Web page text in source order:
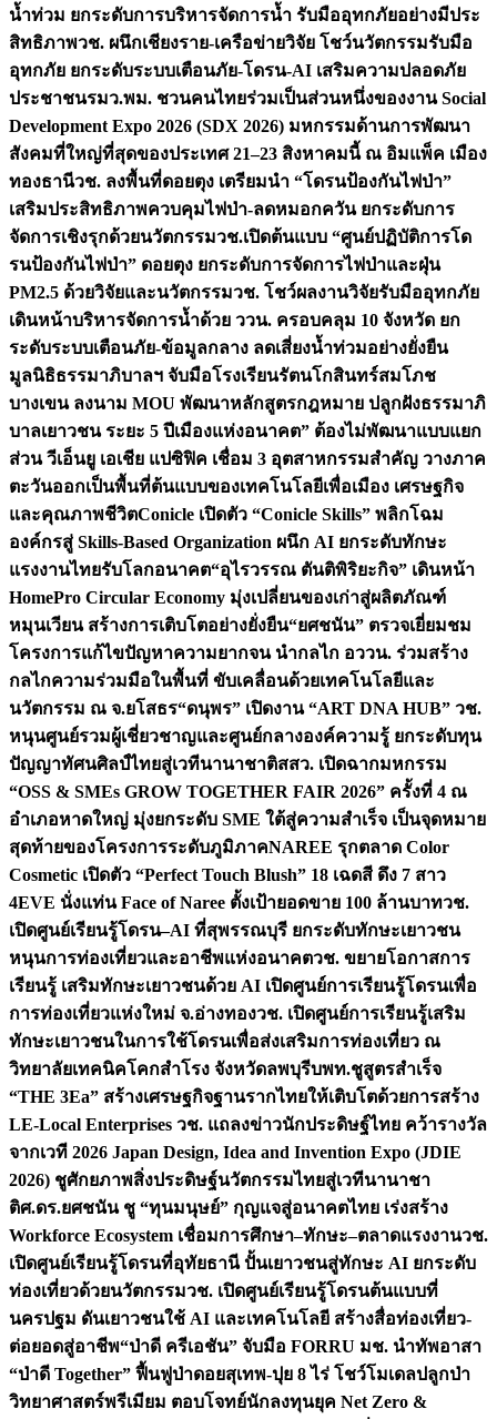
น้ำท่วม ยกระดับการบริหารจัดการน้ำ รับมืออุทกภัยอย่างมีประ
สิทธิภาพวช. ผนึกเชียงราย-เครือข่ายวิจัย โชว์นวัตกรรมรับมือ
อุทกภัย ยกระดับระบบเตือนภัย-โดรน-AI เสริมความปลอดภัย
ประชาชนรมว.พม. ชวนคนไทยร่วมเป็นส่วนหนึ่งของงาน Social
Development Expo 2026 (SDX 2026) มหกรรมด้านการพัฒนา
สังคมที่ใหญ่ที่สุดของประเทศ 21–23 สิงหาคมนี้ ณ อิมแพ็ค เมือง
ทองธานีวช. ลงพื้นที่ดอยตุง เตรียมนำ “โดรนป้องกันไฟป่า”
เสริมประสิทธิภาพควบคุมไฟป่า-ลดหมอกควัน ยกระดับการ
จัดการเชิงรุกด้วยนวัตกรรมวช.เปิดต้นแบบ “ศูนย์ปฏิบัติการโด
รนป้องกันไฟป่า” ดอยตุง ยกระดับการจัดการไฟป่าและฝุ่น
PM2.5 ด้วยวิจัยและนวัตกรรมวช. โชว์ผลงานวิจัยรับมืออุทกภัย
เดินหน้าบริหารจัดการน้ำด้วย ววน. ครอบคลุม 10 จังหวัด ยก
ระดับระบบเตือนภัย-ข้อมูลกลาง ลดเสี่ยงน้ำท่วมอย่างยั่งยืน
มูลนิธิธรรมาภิบาลฯ จับมือโรงเรียนรัตนโกสินทร์สมโภช
บางเขน ลงนาม MOU พัฒนาหลักสูตรกฎหมาย ปลูกฝังธรรมาภิ
บาลเยาวชน ระยะ 5 ปีเมืองแห่งอนาคต” ต้องไม่พัฒนาแบบแยก
ส่วน วีเอ็นยู เอเชีย แปซิฟิค เชื่อม 3 อุตสาหกรรมสำคัญ วางภาค
ตะวันออกเป็นพื้นที่ต้นแบบของเทคโนโลยีเพื่อเมือง เศรษฐกิจ
และคุณภาพชีวิตConicle เปิดตัว “Conicle Skills” พลิกโฉม
องค์กรสู่ Skills-Based Organization ผนึก AI ยกระดับทักษะ
แรงงานไทยรับโลกอนาคต“อุไรวรรณ ตันติพิริยะกิจ” เดินหน้า
HomePro Circular Economy มุ่งเปลี่ยนของเก่าสู่ผลิตภัณฑ์
หมุนเวียน สร้างการเติบโตอย่างยั่งยืน“ยศชนัน” ตรวจเยี่ยมชม
โครงการแก้ไขปัญหาความยากจน นำกลไก อววน. ร่วมสร้าง
กลไกความร่วมมือในพื้นที่ ขับเคลื่อนด้วยเทคโนโลยีและ
นวัตกรรม ณ จ.ยโสธร“ดนุพร” เปิดงาน “ART DNA HUB” วช.
หนุนศูนย์รวมผู้เชี่ยวชาญและศูนย์กลางองค์ความรู้ ยกระดับทุน
ปัญญาทัศนศิลป์ไทยสู่เวทีนานาชาติสสว. เปิดฉากมหกรรม
“OSS & SMEs GROW TOGETHER FAIR 2026” ครั้งที่ 4 ณ
อำเภอหาดใหญ่ มุ่งยกระดับ SME ใต้สู่ความสำเร็จ เป็นจุดหมาย
สุดท้ายของโครงการระดับภูมิภาคNAREE รุกตลาด Color
Cosmetic เปิดตัว “Perfect Touch Blush” 18 เฉดสี ดึง 7 สาว
4EVE นั่งแท่น Face of Naree ตั้งเป้ายอดขาย 100 ล้านบาทวช.
เปิดศูนย์เรียนรู้โดรน–AI ที่สุพรรณบุรี ยกระดับทักษะเยาวชน
หนุนการท่องเที่ยวและอาชีพแห่งอนาคตวช. ขยายโอกาสการ
เรียนรู้ เสริมทักษะเยาวชนด้วย AI เปิดศูนย์การเรียนรู้โดรนเพื่อ
การท่องเที่ยวแห่งใหม่ จ.อ่างทองวช. เปิดศูนย์การเรียนรู้เสริม
ทักษะเยาวชนในการใช้โดรนเพื่อส่งเสริมการท่องเที่ยว ณ
วิทยาลัยเทคนิคโคกสำโรง จังหวัดลพบุรีบพท.ชูสูตรสำเร็จ
“THE 3Ea” สร้างเศรษฐกิจฐานรากไทยให้เติบโตด้วยการสร้าง
LE-Local Enterprises วช. แถลงข่าวนักประดิษฐ์ไทย คว้ารางวัล
จากเวที 2026 Japan Design, Idea and Invention Expo (JDIE
2026) ชูศักยภาพสิ่งประดิษฐ์นวัตกรรมไทยสู่เวทีนานาชา
ติศ.ดร.ยศชนัน ชู “ทุนมนุษย์” กุญแจสู่อนาคตไทย เร่งสร้าง
Workforce Ecosystem เชื่อมการศึกษา–ทักษะ–ตลาดแรงงานวช.
เปิดศูนย์เรียนรู้โดรนที่อุทัยธานี ปั้นเยาวชนสู่ทักษะ AI ยกระดับ
ท่องเที่ยวด้วยนวัตกรรมวช. เปิดศูนย์เรียนรู้โดรนต้นแบบที่
นครปฐม ดันเยาวชนใช้ AI และเทคโนโลยี สร้างสื่อท่องเที่ยว-
ต่อยอดสู่อาชีพ“ป่าดี ครีเอชัน” จับมือ FORRU มช. นำทัพอาสา
“ป่าดี Together” ฟื้นฟูป่าดอยสุเทพ-ปุย 8 ไร่ โชว์โมเดลปลูกป่า
วิทยาศาสตร์พรีเมียม ตอบโจทย์นักลงทุนยุค Net Zero &